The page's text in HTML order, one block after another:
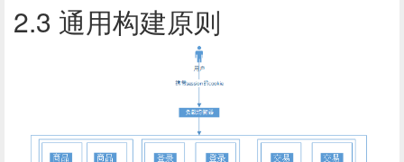
2.3 通用构建原则